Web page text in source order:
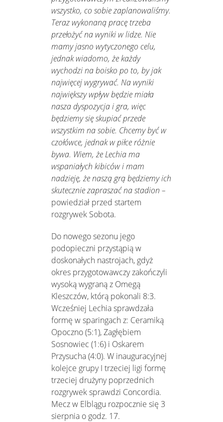
wszystko, co sobie zaplanowaliśmy.
Teraz wykonaną pracę trzeba
przełożyć na wyniki w lidze. Nie
mamy jasno wytyczonego celu,
jednak wiadomo, że każdy
wychodzi na boisko po to, by jak
najwięcej wygrywać. Na wyniki
największy wpływ będzie miała
nasza dyspozycja i gra, więc
będziemy się skupiać przede
wszystkim na sobie. Chcemy być w
czołówce, jednak w piłce różnie
bywa. Wiem, że Lechia ma
wspaniałych kibiców i mam
nadzieję, że naszą grą będziemy ich
skutecznie zapraszać na stadion –
powiedział przed startem
rozgrywek Sobota.
Do nowego sezonu jego
podopieczni przystąpią w
doskonałych nastrojach, gdyż
okres przygotowawczy zakończyli
wysoką wygraną z Omegą
Kleszczów, którą pokonali 8:3.
Wcześniej Lechia sprawdzała
formę w sparingach z: Ceramiką
Opoczno (5:1), Zagłębiem
Sosnowiec (1:6) i Oskarem
Przysucha (4:0). W inauguracyjnej
kolejce grupy I trzeciej ligi formę
trzeciej drużyny poprzednich
rozgrywek sprawdzi Concordia.
Mecz w Elblągu rozpocznie się 3
sierpnia o godz. 17.